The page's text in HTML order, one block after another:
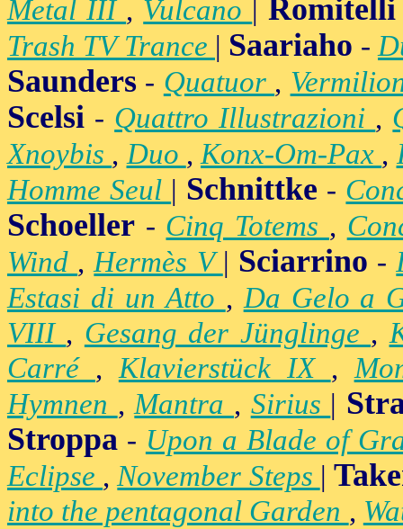
Metal III , Vulcano |Romitelli
Trash TV Trance | Saariaho -
Saunders - Quatuor ,
Scelsi - Quattro Illustrazioni ,
Xnoybis ,Duo ,Konx-Om-Pax ,
Homme Seul | Schnittke -
Schoeller - Cinq Totems ,
Wind ,Hermès V| Sciarrino -
Estasi di un Atto ,Da Gelo a
VIII , Gesang der Jünglinge ,
Carré ,Klavierstück IX ,
Hymnen ,Mantra , Sirius |
Stroppa - Upon a Blade of
Eclipse ,November Steps |
into the pentagonal Garden ,